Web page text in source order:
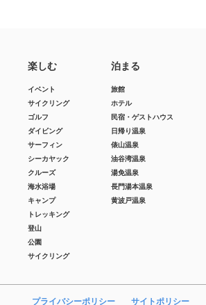
楽しむ
イベント
サイクリング
ゴルフ
ダイビング
サーフィン
シーカヤック
クルーズ
海水浴場
キャンプ
トレッキング
登山
公園
サイクリング
泊まる
旅館
ホテル
民宿・ゲストハウス
日帰り温泉
俵山温泉
油谷湾温泉
湯免温泉
長門湯本温泉
黄波戸温泉
プライバシーポリシー サイトポリシー